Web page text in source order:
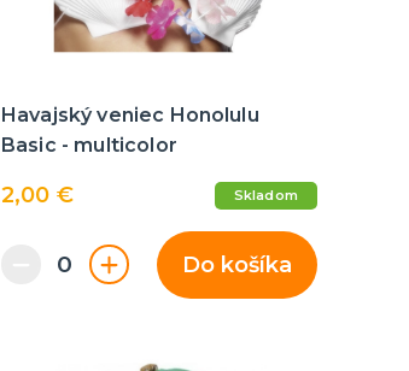
Havajský veniec Honolulu
Basic - multicolor
2,00 € Skladom
Do košíka